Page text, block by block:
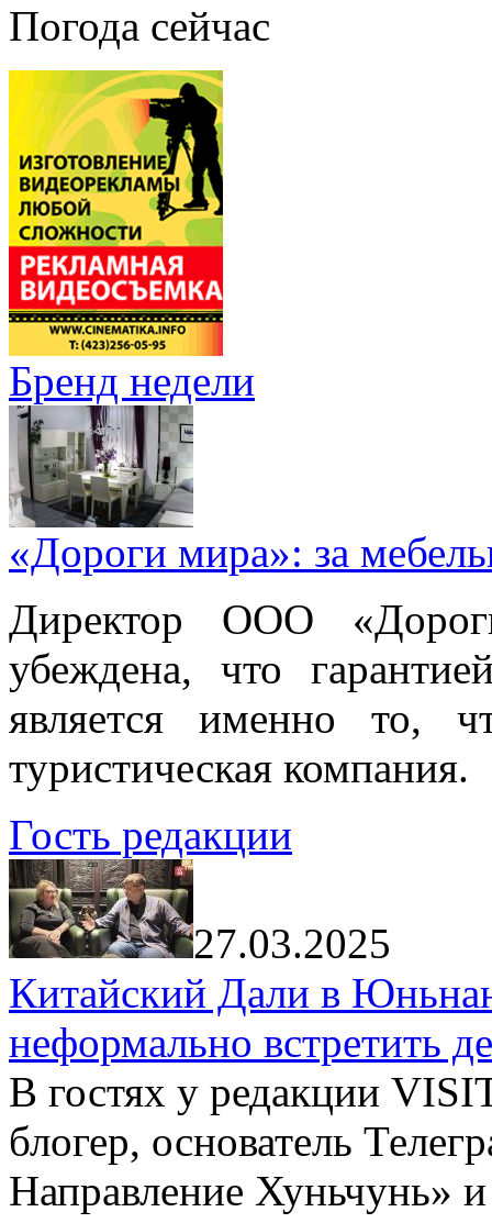
Погода сейчас
Бренд недели
«Дороги мира»: за
Директор ООО
убеждена, что
является именно то,
туристическая компания.
Гость редакции
27.03.2025
Китайский Дали в
неформально встретить
В гостях у редакции
блогер, основатель
Направление Хуньчунь»